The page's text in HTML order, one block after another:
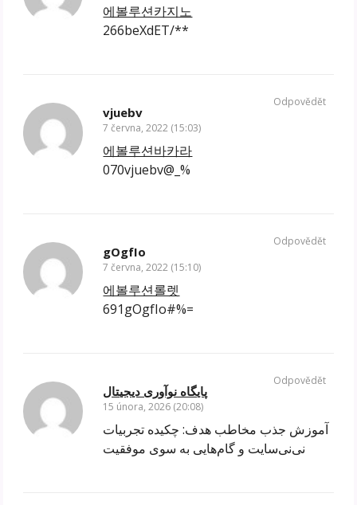
에볼루션카지노
266beXdET/**
vjuebv
7 června, 2022 (15:03)
에볼루션바카라
070vjuebv@_%
Odpovědět
gOgfIo
7 června, 2022 (15:10)
에볼루션롤렛
691gOgfIo#%=
Odpovědět
پایگاه نوآوری دیجیتال
15 února, 2026 (20:08)
آموزش جذب مخاطب هدف: چکیده تجربیات
نی‌نی‌سایت و گام‌هایی به سوی موفقیت
Odpovědět